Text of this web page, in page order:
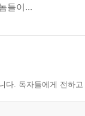
단서 / 얼리어답
타
들이...
다. 독자들에게 전하